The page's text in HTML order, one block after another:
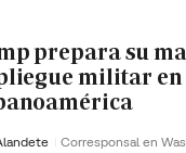
prepara su
militar
Corresponsal en